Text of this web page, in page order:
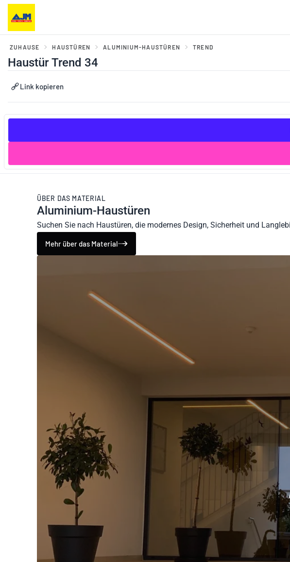
Balkontüren und
ZUHAUSE HAUSTÜREN ALUMINIUM-HAUSTÜREN TREND
Haustür Trend 34
Link kopieren
ÜBER DAS MATERIAL
Aluminium-Haustüren
Suchen Sie nach Haustüren, die modernes Design, Sicherheit und
Mehr über das Material